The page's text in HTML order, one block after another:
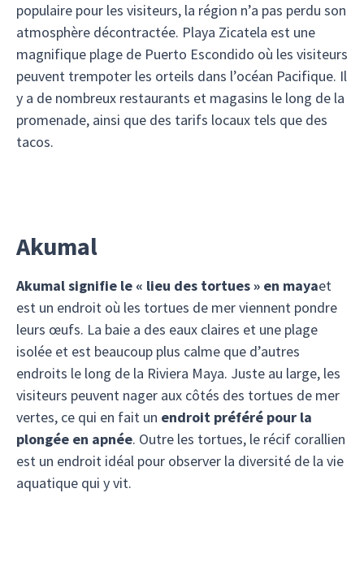
populaire pour les visiteurs, la région n’a pas perdu son
atmosphère décontractée. Playa Zicatela est une
magnifique plage de Puerto Escondido où les visiteurs
peuvent trempoter les orteils dans l’océan Pacifique. Il
y a de nombreux restaurants et magasins le long de la
promenade, ainsi que des tarifs locaux tels que des
tacos.
Akumal
Akumal signifie le « lieu des tortues » en mayaet
est un endroit où les tortues de mer viennent pondre
leurs œufs. La baie a des eaux claires et une plage
isolée et est beaucoup plus calme que d’autres
endroits le long de la Riviera Maya. Juste au large, les
visiteurs peuvent nager aux côtés des tortues de mer
vertes, ce qui en fait un endroit préféré pour la
plongée en apnée. Outre les tortues, le récif corallien
est un endroit idéal pour observer la diversité de la vie
aquatique qui y vit.